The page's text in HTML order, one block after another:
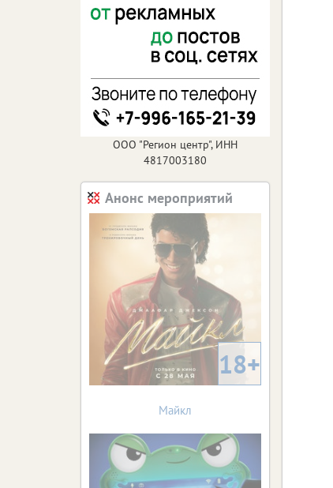
ООО "Регион центр", ИНН
4817003180
Анонс мероприятий
18+
Майкл